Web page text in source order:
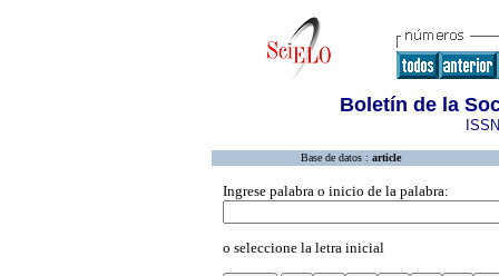
Boletín de la
Base de datos : article
Ingrese palabra o inicio de la palabra:
o seleccione la letra inicial